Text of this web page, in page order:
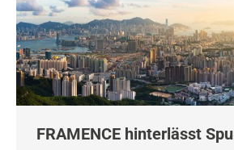
FRAMENCE hinterlässt